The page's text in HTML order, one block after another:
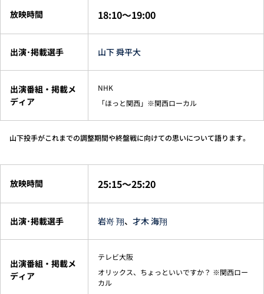
放映時間 18:10～19:00
出演･掲載選手 山下 舜平大
出演番組・掲載メ
ディア
NHK
「ほっと関西」※関西ローカル
山下投手がこれまでの調整期間や終盤戦に向けての思いについて語ります。
放映時間 25:15～25:20
出演･掲載選手 岩嵜 翔、 才木 海翔
出演番組・掲載メ
ディア
テレビ大阪
オリックス、ちょっといいですか？ ※関西ロー
カル